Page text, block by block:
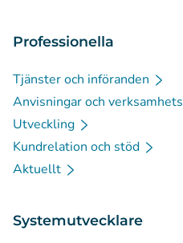
Professionella
Tjänster och införanden
Anvisningar och
Utveckling
Kundrelation och stöd
Aktuellt
Systemutvecklare